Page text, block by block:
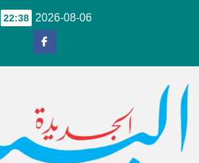
2026-08-06
22:38